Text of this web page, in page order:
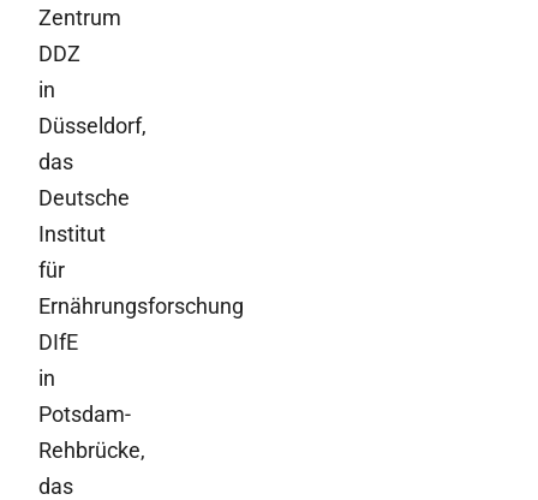
Zentrum
DDZ
in
Düsseldorf,
das
Deutsche
Institut
für
Ernährungsforschung
DIfE
in
Potsdam-
Rehbrücke,
das